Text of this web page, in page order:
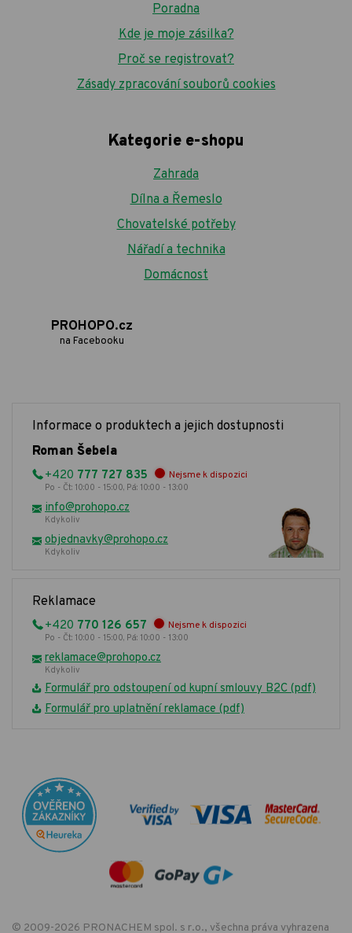
Poradna
Kde je moje zásilka?
Proč se registrovat?
Zásady zpracování souborů cookies
Kategorie e-shopu
Zahrada
Dílna a Řemeslo
Chovatelské potřeby
Nářadí a technika
Domácnost
PROHOPO.cz
na Facebooku
Informace o produktech a jejich dostupnosti
Roman Šebela
+420 777 727 835 Nejsme k dispozici
Po - Čt: 10:00 - 15:00, Pá: 10:00 - 13:00
info@prohopo.cz
Kdykoliv
objednavky@prohopo.cz
Kdykoliv
Reklamace
+420 770 126 657 Nejsme k dispozici
Po - Čt: 10:00 - 15:00, Pá: 10:00 - 13:00
reklamace@prohopo.cz
Kdykoliv
Formulář pro odstoupení od kupní smlouvy B2C (pdf)
Formulář pro uplatnění reklamace (pdf)
© 2009-2026 PRONACHEM spol. s r.o., všechna práva vyhrazena